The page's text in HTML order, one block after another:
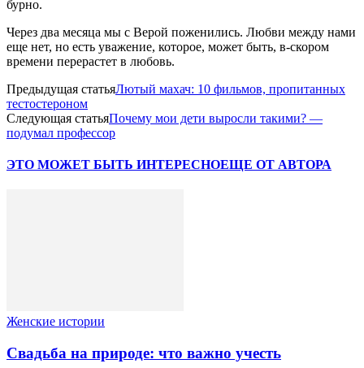
бурно.
Через два месяца мы с Верой поженились. Любви между нами
еще нет, но есть уважение, которое, может быть, в-скором
времени перерастет в любовь.
Предыдущая статьяЛютый махач: 10 фильмов, пропитанных
тестостероном
Следующая статьяПочему мои дети выросли такими? —
подумал профессор
ЭТО МОЖЕТ БЫТЬ ИНТЕРЕСНОЕЩЕ ОТ АВТОРА
Женские истории
Свадьба на природе: что важно учесть